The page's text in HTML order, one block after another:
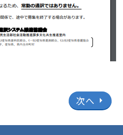
次へ arrow_right